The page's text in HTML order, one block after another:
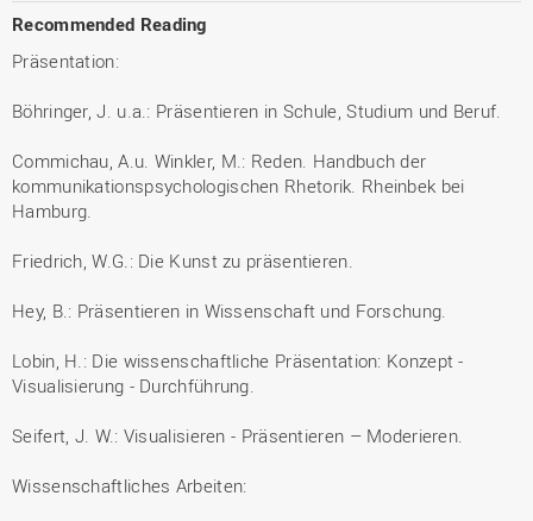
Recommended Reading
Präsentation:
Böhringer, J. u.a.: Präsentieren in Schule, Studium und Beruf.
Commichau, A.u. Winkler, M.: Reden. Handbuch der
kommunikationspsychologischen Rhetorik. Rheinbek bei
Hamburg.
Friedrich, W.G.: Die Kunst zu präsentieren.
Hey, B.: Präsentieren in Wissenschaft und Forschung.
Lobin, H.: Die wissenschaftliche Präsentation: Konzept -
Visualisierung - Durchführung.
Seifert, J. W.: Visualisieren - Präsentieren – Moderieren.
Wissenschaftliches Arbeiten: